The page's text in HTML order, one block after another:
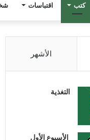
كتب اقتباسات
الأشهر
التغذية
الأسبوع الأول